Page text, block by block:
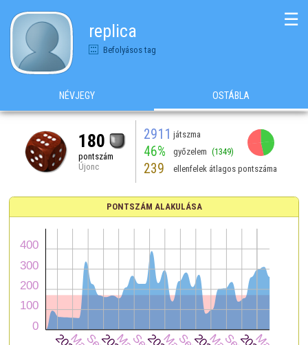
replica
Befolyásos tag
☰
NÉVJEGY OSTÁBLA
180
pontszám
Újonc
2911 játszma
46% győzelem (1349)
239 ellenfelek átlagos pontszáma
PONTSZÁM ALAKULÁSA